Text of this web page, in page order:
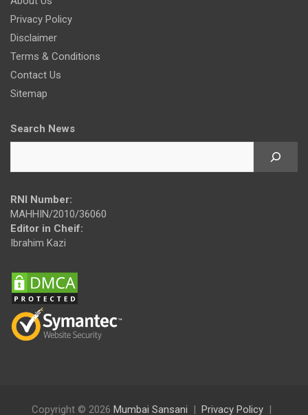
Privacy Policy
Disclaimer
Terms & Conditions
Contact Us
Sitemap
Search News
RNI Number:
MAHHIN/2010/36060
Editor in Cheif:
Ibrahim Kazi
Copyright © 2026 Mumbai Sansani Privacy Policy